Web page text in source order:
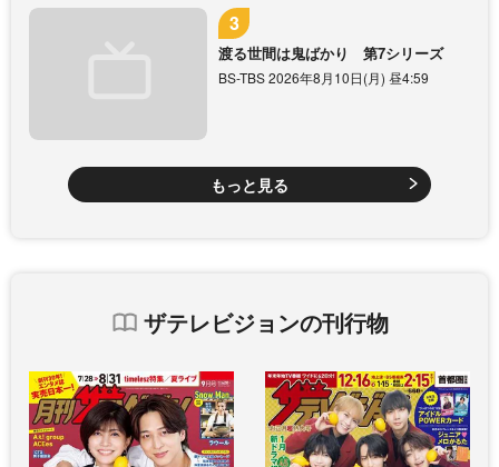
渡る世間は鬼ばかり 第7シリーズ
BS-TBS 2026年8月10日(月) 昼4:59
もっと見る
ザテレビジョンの刊行物